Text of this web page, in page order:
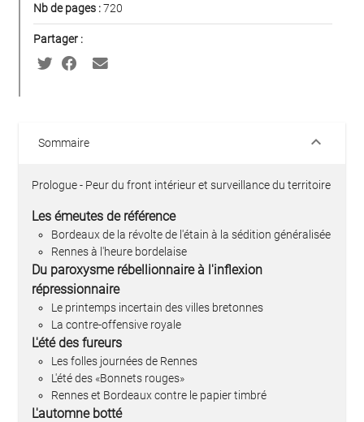
Nb de pages :720
Partager :
Sommaire keyboard_arrow_down
Prologue - Peur du front intérieur et surveillance du territoire
Les émeutes de référence
Bordeaux de la révolte de l'étain à la sédition généralisée
Rennes à l'heure bordelaise
Du paroxysme rébellionnaire à l'inflexion
répressionnaire
Le printemps incertain des villes bretonnes
La contre-offensive royale
L'été des fureurs
Les folles journées de Rennes
L'été des «Bonnets rouges»
Rennes et Bordeaux contre le papier timbré
L'automne botté